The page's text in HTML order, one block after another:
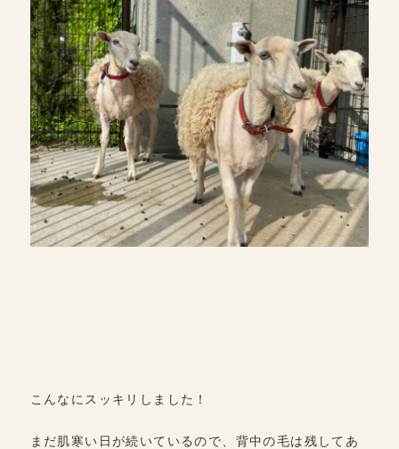
こんなにスッキリしました！
まだ肌寒い日が続いているので、背中の毛は残してあ